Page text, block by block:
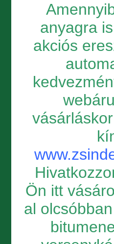
anyagra
akciós
Ön itt
al